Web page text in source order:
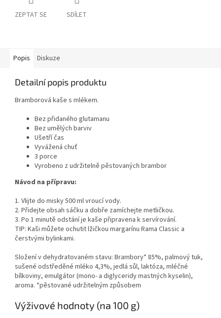
ZEPTAT SE SDÍLET
Popis Diskuze
Detailní popis produktu
Bramborová kaše s mlékem.
Bez přidaného glutamanu
Bez umělých barviv
Ušetří čas
Vyvážená chuť
3 porce
Vyrobeno z udržitelně pěstovaných brambor
Návod na přípravu:
1. Vlijte do misky 500 ml vroucí vody.
2. Přidejte obsah sáčku a dobře zamíchejte metličkou.
3. Po 1 minutě odstání je kaše připravena k servírování.
TIP: Kaši můžete ochutit lžičkou margarínu Rama Classic a
čerstvými bylinkami.
Složení v dehydratovaném stavu: Brambory* 85%, palmový tuk,
sušené odstředěné mléko 4,3%, jedlá sůl, laktóza, mléčné
bílkoviny, emulgátor (mono- a diglyceridy mastných kyselin),
aroma. *pěstované udržitelným způsobem
Výživové hodnoty (na 100 g)